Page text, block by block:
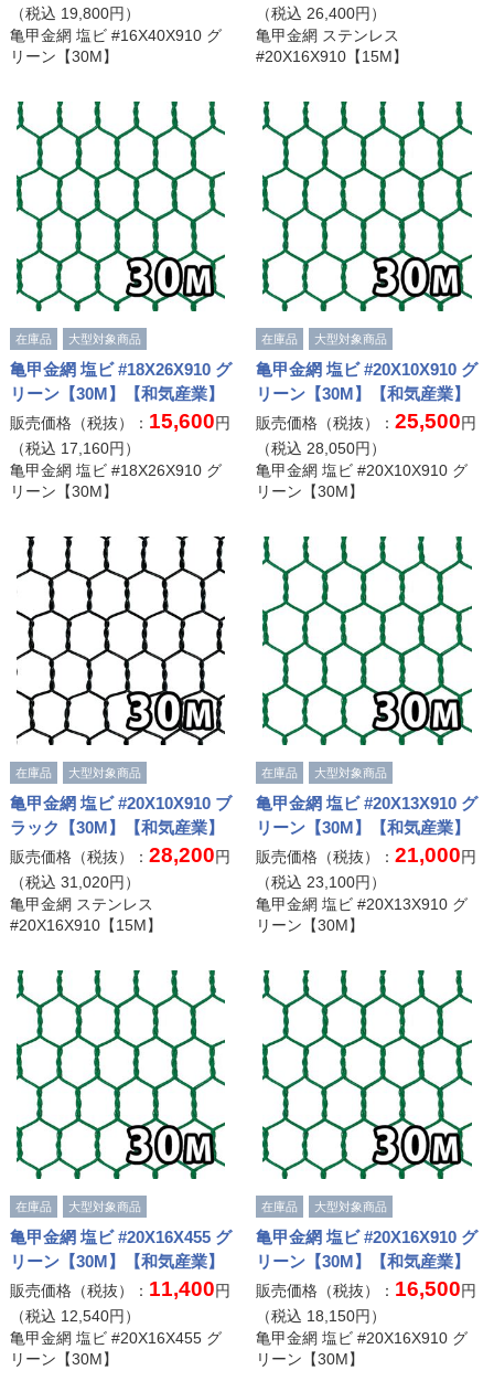
（税込 19,800円）
亀甲金網 塩ビ #16X40X910 グ
リーン【30M】
（税込 26,400円）
亀甲金網 ステンレス
#20X16X910【15M】
在庫品 大型対象商品
亀甲金網 塩ビ #18X26X910 グ
リーン【30M】【和気産業】
販売価格（税抜）： 15,600円
（税込 17,160円）
亀甲金網 塩ビ #18X26X910 グ
リーン【30M】
在庫品 大型対象商品
亀甲金網 塩ビ #20X10X910 グ
リーン【30M】【和気産業】
販売価格（税抜）：25,500円
（税込 28,050円）
亀甲金網 塩ビ #20X10X910 グ
リーン【30M】
在庫品 大型対象商品
亀甲金網 塩ビ #20X10X910 ブ
ラック【30M】【和気産業】
販売価格（税抜）： 28,200円
（税込 31,020円）
亀甲金網 ステンレス
#20X16X910【15M】
在庫品 大型対象商品
亀甲金網 塩ビ #20X13X910 グ
リーン【30M】【和気産業】
販売価格（税抜）：21,000円
（税込 23,100円）
亀甲金網 塩ビ #20X13X910 グ
リーン【30M】
在庫品 大型対象商品
亀甲金網 塩ビ #20X16X455 グ
リーン【30M】【和気産業】
販売価格（税抜）： 11,400円
（税込 12,540円）
亀甲金網 塩ビ #20X16X455 グ
リーン【30M】
在庫品 大型対象商品
亀甲金網 塩ビ #20X16X910 グ
リーン【30M】【和気産業】
販売価格（税抜）： 16,500円
（税込 18,150円）
亀甲金網 塩ビ #20X16X910 グ
リーン【30M】